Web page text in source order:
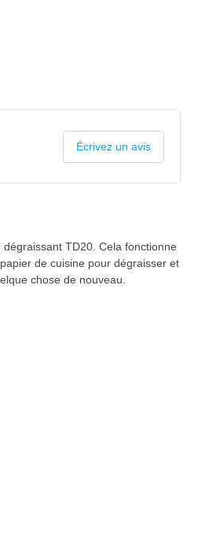
Écrivez un avis
TD20. Cela fonctionne
de cuisine pour dégraisser et
chose de nouveau.